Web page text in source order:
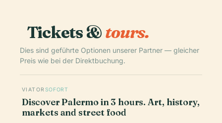
Tickets &tours.
Dies sind geführte Optionen unserer Partner — gleicher
Preis wie bei der Direktbuchung.
VIATOR SOFORT
Discover Palermo in 3 hours. Art, history,
markets and street food